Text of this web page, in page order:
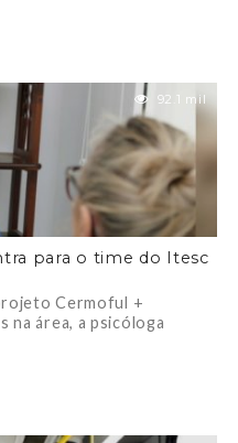
92.1 mil
para o time do Itesc
Cermoful +
na área, a psicóloga